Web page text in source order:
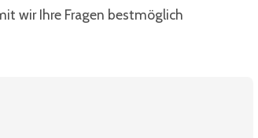
wir Ihre Fragen bestmöglich